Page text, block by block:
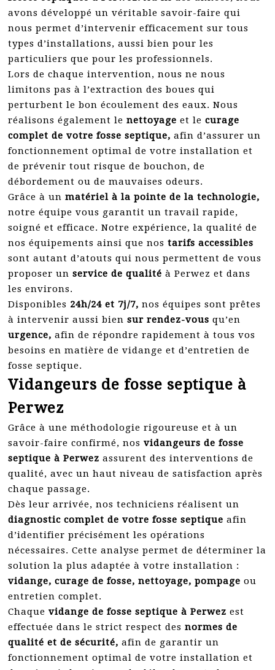
avons développé un véritable savoir-faire qui
nous permet d’intervenir efficacement sur tous
types d’installations, aussi bien pour les
particuliers que pour les professionnels.
Lors de chaque intervention, nous ne nous
limitons pas à l’extraction des boues qui
perturbent le bon écoulement des eaux. Nous
réalisons également le nettoyage et le curage
complet de votre fosse septique, afin d’assurer un
fonctionnement optimal de votre installation et
de prévenir tout risque de bouchon, de
débordement ou de mauvaises odeurs.
Grâce à un matériel à la pointe de la technologie,
notre équipe vous garantit un travail rapide,
soigné et efficace. Notre expérience, la qualité de
nos équipements ainsi que nos tarifs accessibles
sont autant d’atouts qui nous permettent de vous
proposer un service de qualité à Perwez et dans
les environs.
Disponibles 24h/24 et 7j/7, nos équipes sont prêtes
à intervenir aussi bien sur rendez-vous qu’en
urgence, afin de répondre rapidement à tous vos
besoins en matière de vidange et d’entretien de
fosse septique.
Vidangeurs de fosse septique à
Perwez
Grâce à une méthodologie rigoureuse et à un
savoir-faire confirmé, nos vidangeurs de fosse
septique à Perwez assurent des interventions de
qualité, avec un haut niveau de satisfaction après
chaque passage.
Dès leur arrivée, nos techniciens réalisent un
diagnostic complet de votre fosse septique afin
d’identifier précisément les opérations
nécessaires. Cette analyse permet de déterminer la
solution la plus adaptée à votre installation :
vidange, curage de fosse, nettoyage, pompage ou
entretien complet.
Chaque vidange de fosse septique à Perwez est
effectuée dans le strict respect des normes de
qualité et de sécurité, afin de garantir un
fonctionnement optimal de votre installation et